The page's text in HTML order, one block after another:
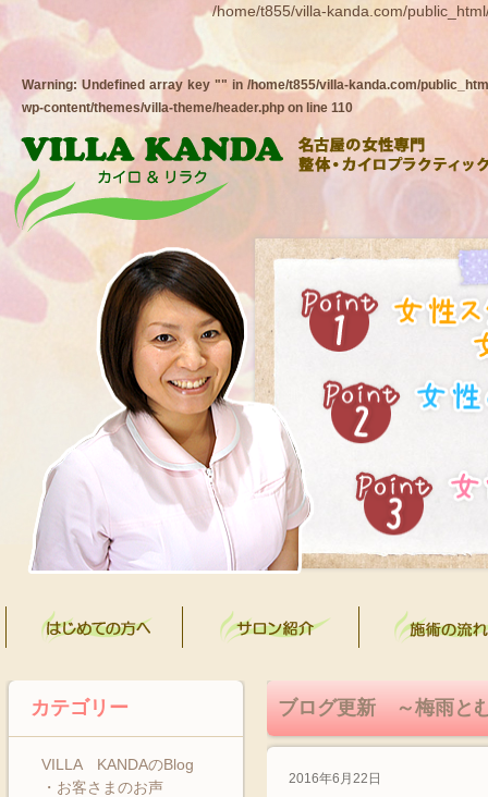
/home/t855/villa-kanda.com/
Warning: Undefined array key "" in /home/t855/villa-kanda.com/
wp-content/themes/villa-theme/header.php on line 110
カテゴリー
VILLA KANDAのBlog
・お客さまのお声
ブログ更新 ～梅雨と
2016年6月22日